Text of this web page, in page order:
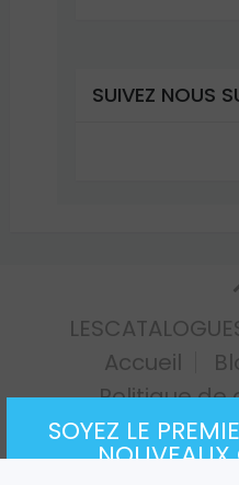
SOYEZ LE
NOUVEAUX
SUIVEZ NOUS
Accueil
Politique de